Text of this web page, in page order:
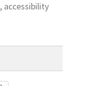
accessibility